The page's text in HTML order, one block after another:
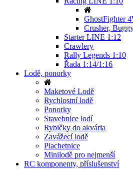
GhostFighter
Crusher,
Starter LINE 1:12
Crawlery
Rally Legends 1:10
Řada 1:14/1:16
Lodě, ponorky
Maketové Lodě
Rychlostní lodě
Ponorky
Stavebnice lodí
Rybičky do akvária
Zavážecí lodě
Plachetnice
Minilodě pro nejmenší
RC komponenty, příslušenství